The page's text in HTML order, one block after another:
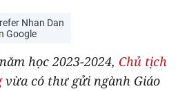
Nhan Dan
Google
học 2023-2024, Chủ tịch
vừa có thư gửi ngành Giáo